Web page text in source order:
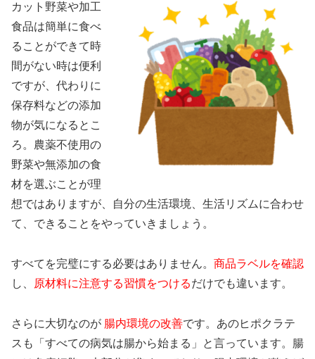
カット野菜や加工
食品は簡単に食べ
ることができて時
間がない時は便利
ですが、代わりに
保存料などの添加
物が気になるとこ
ろ。農薬不使用の
野菜や無添加の食
材を選ぶことが理
想ではありますが、自分の生活環境、生活リズムに合わせ
て、できることをやっていきましょう。
すべてを完璧にする必要はありません。 商品ラベルを確認
し、
原材料に注意する習慣をつけるだけでも違います。
さらに大切なのが 腸内環境の改善です。あのヒポクラテ
スも「すべての病気は腸から始まる」と言っています。腸